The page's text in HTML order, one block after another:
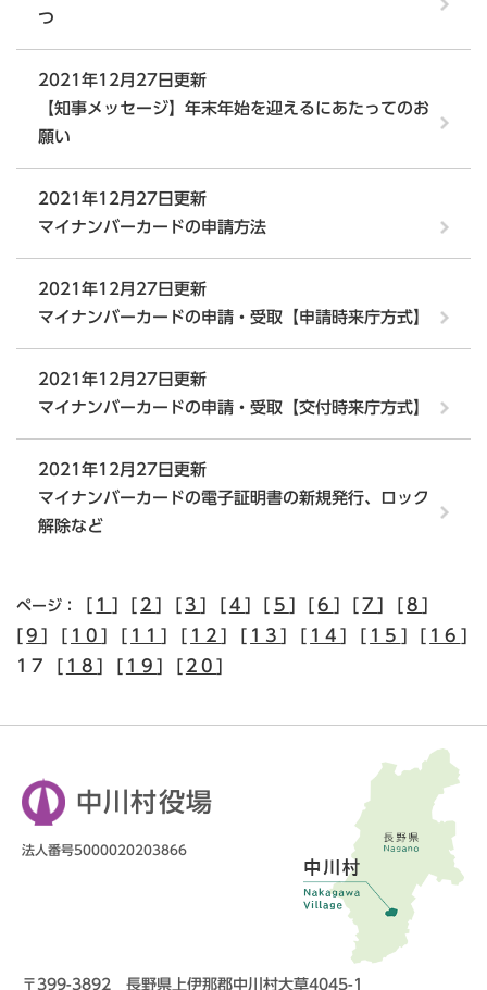
つ
2021年12月27日更新
【知事メッセージ】年末年始を迎えるにあたってのお
願い
2021年12月27日更新
マイナンバーカードの申請方法
2021年12月27日更新
マイナンバーカードの申請・受取【申請時来庁方式】
2021年12月27日更新
マイナンバーカードの申請・受取【交付時来庁方式】
2021年12月27日更新
マイナンバーカードの電子証明書の新規発行、ロック
解除など
ページ： [ 1 ] [ 2] [ 3] [4] [ 5 ] [6 ] [7] [8]
[9] [ 10] [ 11] [ 12] [ 13] [ 14] [ 15 ] [ 16 ]
17 [ 18] [ 19] [ 20]
中川村役場
法人番号5000020203866
〒399-3892 長野県上伊那郡中川村大草4045-1